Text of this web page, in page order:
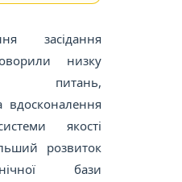
засідання
низку
питань,
вдосконалення
якості
розвиток
бази